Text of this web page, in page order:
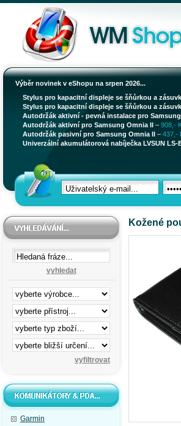
Výběr novinek v eShopu na srpen 2026...
Stylus pro kapacitní displeje se šňůrkou a
Stylus pro kapacitní displeje se šňůrkou a
Autodržák aktivní - pevná instalace pro
Autodržák aktivní pro Samsung Omnia II – 908,-
Autodržák pasivní pro Samsung Omnia II – 437,-
Univerzální akumulátorová nabíječka LVSUN LS-
vyhledat
Garmin
Kožené